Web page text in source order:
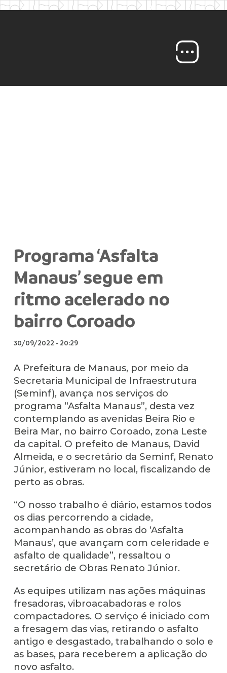
Programa ‘Asfalta
Manaus’ segue em
ritmo acelerado no
bairro Coroado
30/09/2022 - 20:29
A Prefeitura de Manaus, por meio da
Secretaria Municipal de Infraestrutura
(Seminf), avança nos serviços do
programa “Asfalta Manaus”, desta vez
contemplando as avenidas Beira Rio e
Beira Mar, no bairro Coroado, zona Leste
da capital. O prefeito de Manaus, David
Almeida, e o secretário da Seminf, Renato
Júnior, estiveram no local, fiscalizando de
perto as obras.
“O nosso trabalho é diário, estamos todos
os dias percorrendo a cidade,
acompanhando as obras do ‘Asfalta
Manaus’, que avançam com celeridade e
asfalto de qualidade”, ressaltou o
secretário de Obras Renato Júnior.
As equipes utilizam nas ações máquinas
fresadoras, vibroacabadoras e rolos
compactadores. O serviço é iniciado com
a fresagem das vias, retirando o asfalto
antigo e desgastado, trabalhando o solo e
as bases, para receberem a aplicação do
novo asfalto.